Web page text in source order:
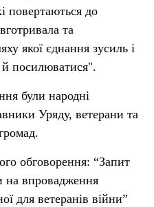
повертаються до
та
якої єднання зусиль і
посилюватися".
були народні
Уряду, ветерани та
обговорення: “Запит
на впровадження
для ветеранів війни”